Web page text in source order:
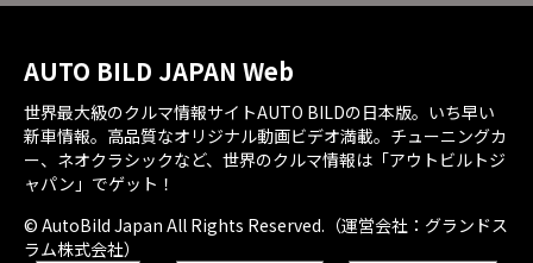
AUTO BILD JAPAN Web
世界最大級のクルマ情報サイトAUTO BILDの日本版。いち早い
新車情報。高品質なオリジナル動画ビデオ満載。チューニングカ
ー、ネオクラシックなど、世界のクルマ情報は「アウトビルトジ
ャパン」でゲット！
© AutoBild Japan All Rights Reserved.（運営会社：グランドス
ラム株式会社）